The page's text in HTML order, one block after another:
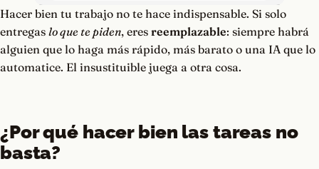
Hacer bien tu trabajo no te hace indispensable. Si solo
entregas lo que te piden, eres reemplazable: siempre habrá
alguien que lo haga más rápido, más barato o una IA que lo
automatice. El insustituible juega a otra cosa.
¿Por qué hacer bien las tareas no
basta?